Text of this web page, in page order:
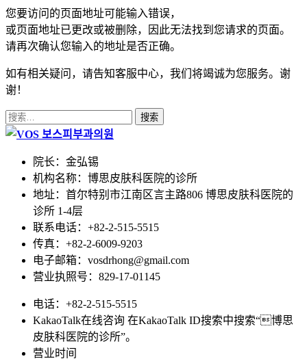
您要访问的页面地址可能输入错误，
或页面地址已更改或被删除，因此无法找到您请求的页面。
请再次确认您输入的地址是否正确。
如有相关疑问，请告知客服中心，我们将竭诚为您服务。谢
谢！
搜
索：
院长：金弘锡
机构名称：博思皮肤科医院的诊所
地址：首尔特别市江南区言主路806 博思皮肤科医院的
诊所 1-4层
联系电话：+82-2-515-5515
传真：+82-2-6009-9203
电子邮箱：vosdrhong@gmail.com
营业执照号：829-17-01145
电话：+82-2-515-5515
KakaoTalk在线咨询 在KakaoTalk ID搜索中搜索“博思
皮肤科医院的诊所”。
营业时间